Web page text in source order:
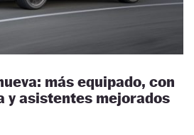
más equipado, con
y asistentes mejorados